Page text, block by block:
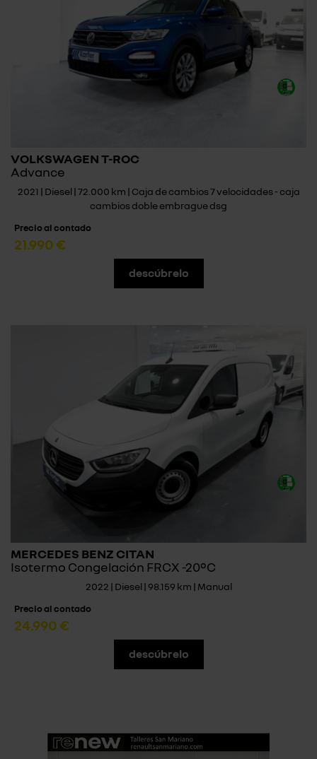
VOLKSWAGEN T-ROC
Advance
2021 | Diesel | 72.000 km | Caja de cambios 7 velocidades - caja
cambios doble embrague dsg
Precio al contado
21.990 €
descúbrelo
MERCEDES BENZ CITAN
Isotermo Congelación FRCX -20ºC
2022 | Diesel | 98.159 km | Manual
Precio al contado
24.990 €
descúbrelo